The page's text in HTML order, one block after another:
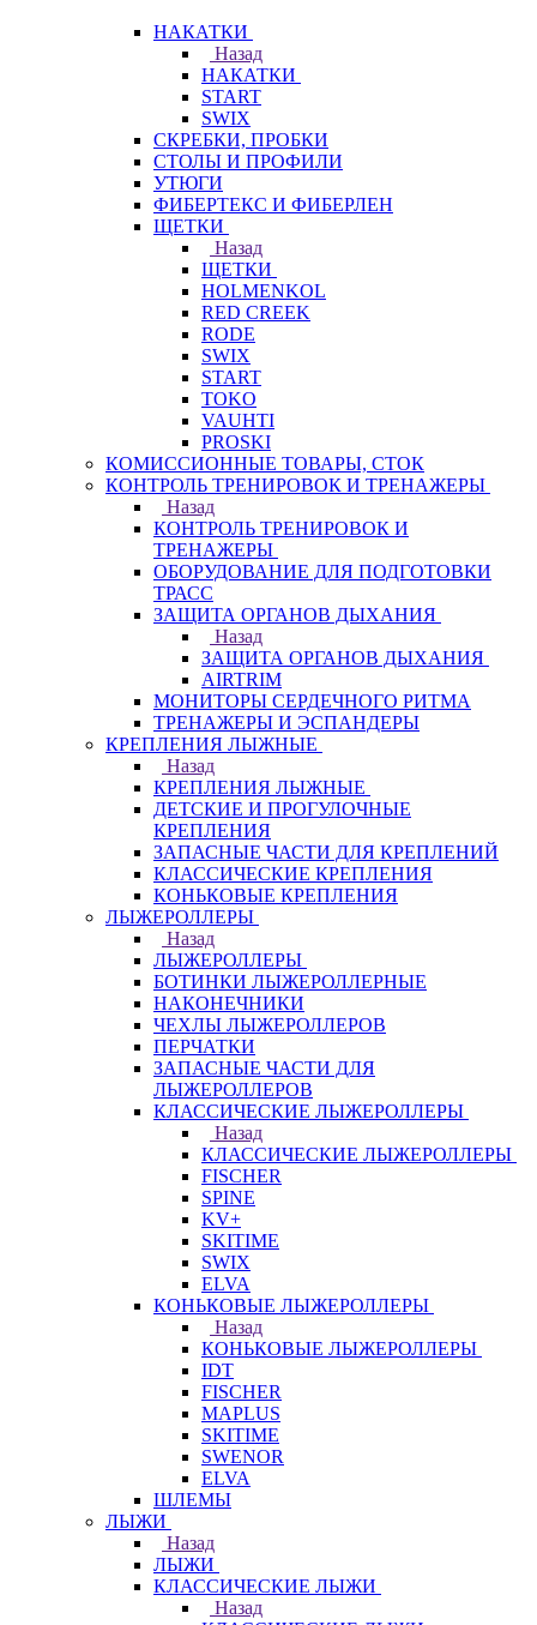
НАКАТКИ
Назад
НАКАТКИ
START
SWIX
СКРЕБКИ, ПРОБКИ
СТОЛЫ И ПРОФИЛИ
УТЮГИ
ФИБЕРТЕКС И ФИБЕРЛЕН
ЩЕТКИ
Назад
ЩЕТКИ
HOLMENKOL
RED CREEK
RODE
SWIX
START
TOKO
VAUHTI
PROSKI
КОМИССИОННЫЕ ТОВАРЫ, СТОК
КОНТРОЛЬ ТРЕНИРОВОК И ТРЕНАЖЕРЫ
Назад
КОНТРОЛЬ ТРЕНИРОВОК И
ТРЕНАЖЕРЫ
ОБОРУДОВАНИЕ ДЛЯ ПОДГОТОВКИ
ТРАСС
ЗАЩИТА ОРГАНОВ ДЫХАНИЯ
Назад
ЗАЩИТА ОРГАНОВ ДЫХАНИЯ
AIRTRIM
МОНИТОРЫ СЕРДЕЧНОГО РИТМА
ТРЕНАЖЕРЫ И ЭСПАНДЕРЫ
КРЕПЛЕНИЯ ЛЫЖНЫЕ
Назад
КРЕПЛЕНИЯ ЛЫЖНЫЕ
ДЕТСКИЕ И ПРОГУЛОЧНЫЕ
КРЕПЛЕНИЯ
ЗАПАСНЫЕ ЧАСТИ ДЛЯ КРЕПЛЕНИЙ
КЛАССИЧЕСКИЕ КРЕПЛЕНИЯ
КОНЬКОВЫЕ КРЕПЛЕНИЯ
ЛЫЖЕРОЛЛЕРЫ
Назад
ЛЫЖЕРОЛЛЕРЫ
БОТИНКИ ЛЫЖЕРОЛЛЕРНЫЕ
НАКОНЕЧНИКИ
ЧЕХЛЫ ЛЫЖЕРОЛЛЕРОВ
ПЕРЧАТКИ
ЗАПАСНЫЕ ЧАСТИ ДЛЯ
ЛЫЖЕРОЛЛЕРОВ
КЛАССИЧЕСКИЕ ЛЫЖЕРОЛЛЕРЫ
Назад
КЛАССИЧЕСКИЕ ЛЫЖЕРОЛЛЕРЫ
FISCHER
SPINE
KV+
SKITIME
SWIX
ELVA
КОНЬКОВЫЕ ЛЫЖЕРОЛЛЕРЫ
Назад
КОНЬКОВЫЕ ЛЫЖЕРОЛЛЕРЫ
IDT
FISCHER
MAPLUS
SKITIME
SWENOR
ELVA
ШЛЕМЫ
ЛЫЖИ
Назад
ЛЫЖИ
КЛАССИЧЕСКИЕ ЛЫЖИ
Назад